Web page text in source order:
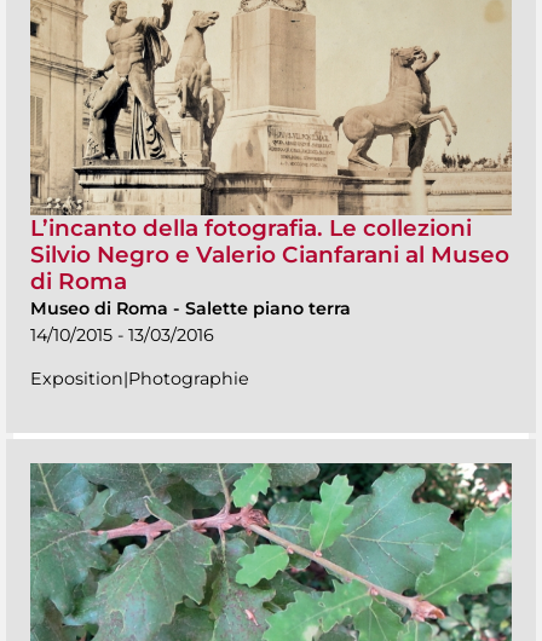
L’incanto della fotografia. Le collezioni
Silvio Negro e Valerio Cianfarani al Museo
di Roma
Museo di Roma - Salette piano terra
14/10/2015 - 13/03/2016
Exposition|Photographie